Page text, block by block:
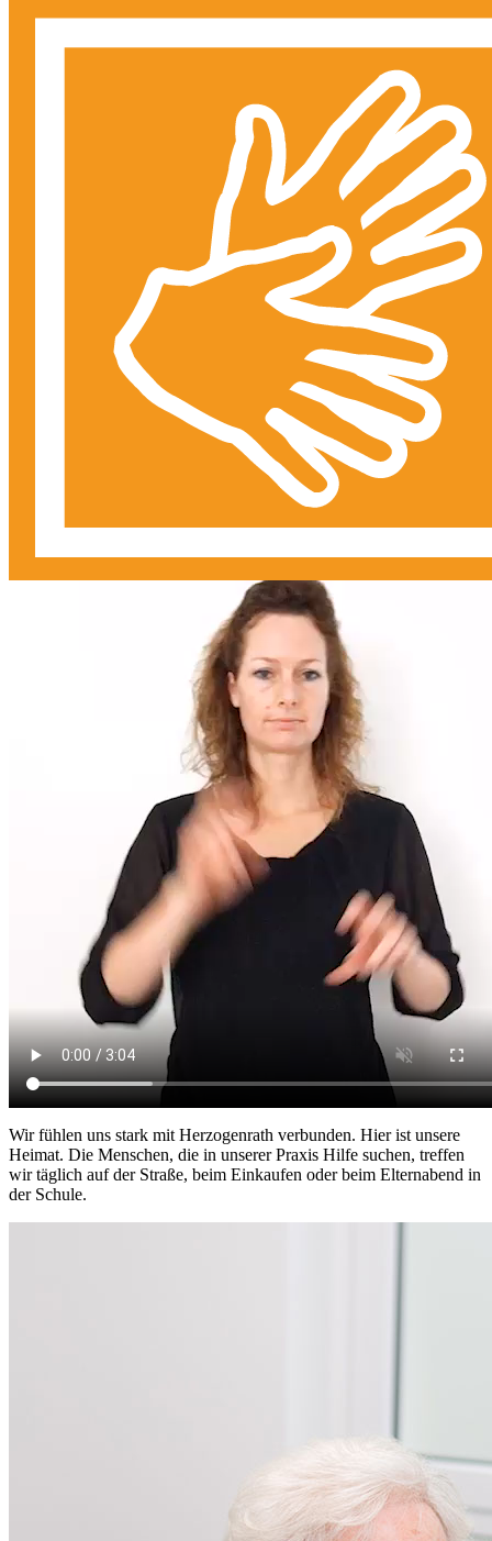
Wir fühlen uns stark mit Herzogenrath verbunden. Hier ist unsere
Heimat. Die Menschen, die in unserer Praxis Hilfe suchen, treffen
wir täglich auf der Straße, beim Einkaufen oder beim Elternabend in
der Schule.